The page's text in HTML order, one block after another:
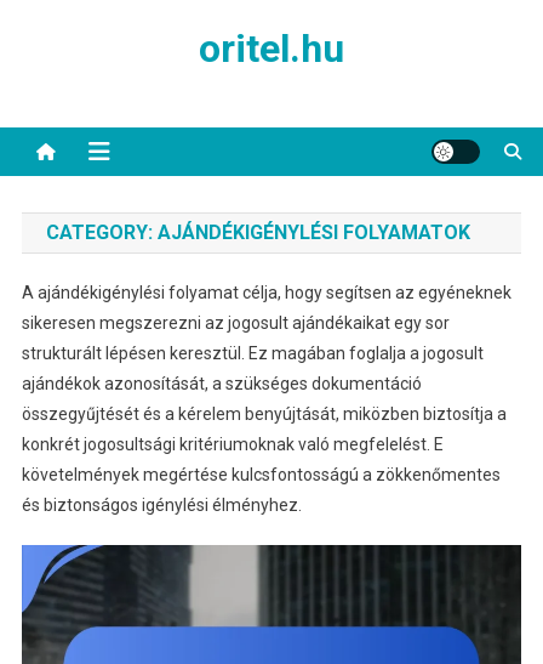
oritel.hu
CATEGORY: AJÁNDÉKIGÉNYLÉSI FOLYAMATOK
A ajándékigénylési folyamat célja, hogy segítsen az egyéneknek
sikeresen megszerezni az jogosult ajándékaikat egy sor
strukturált lépésen keresztül. Ez magában foglalja a jogosult
ajándékok azonosítását, a szükséges dokumentáció
összegyűjtését és a kérelem benyújtását, miközben biztosítja a
konkrét jogosultsági kritériumoknak való megfelelést. E
követelmények megértése kulcsfontosságú a zökkenőmentes
és biztonságos igénylési élményhez.